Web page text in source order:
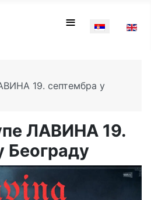
≡
19. септембра у
ЛАВИНА 19.
Београду